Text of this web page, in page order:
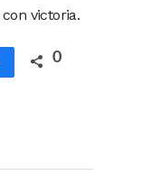
victoria.
Compartir
0